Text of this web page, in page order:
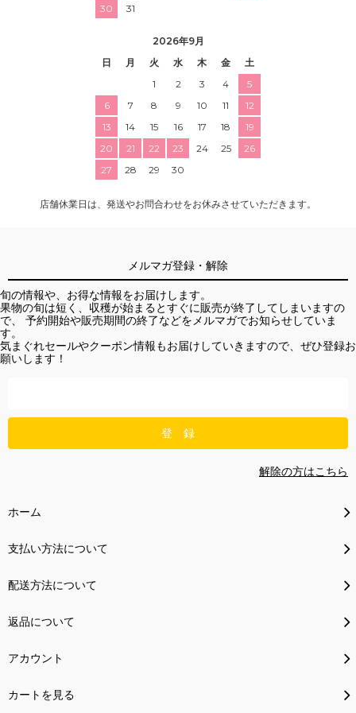
30
31
2026年9月
日
月 火 水 木 金
土
1
2 3 4
5
6
7 8 9 10 11
12
13
14 15 16 17 18
19
20
21 22 23 24 25
26
27
28 29 30
店舗休業日は、発送やお問合わせをお休みさせていただきます。
メルマガ登録・解除
旬の情報や、お得な情報をお届けします。
果物の旬は短く、収穫が始まるとすぐに販売が終了してしまいますの
で、 予約開始や販売期間の終了などをメルマガでお知らせしていま
す。
気まぐれセールやクーポン情報もお届けしていきますので、ぜひ登録お
願いします！
解除の方はこちら
ホーム
支払い方法について
配送方法について
返品について
アカウント
カートを見る